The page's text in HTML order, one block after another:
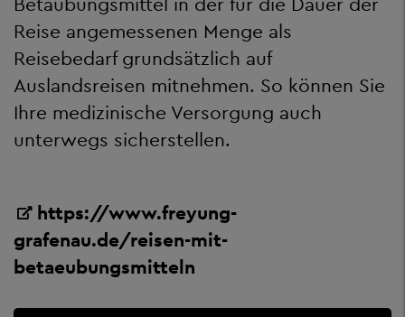
Reise angemessenen Menge als
Reisebedarf grundsätzlich auf
Auslandsreisen mitnehmen. So können Sie
Ihre medizinische Versorgung auch
unterwegs sicherstellen.
https://www.freyung-
grafenau.de/reisen-mit-
betaeubungsmitteln